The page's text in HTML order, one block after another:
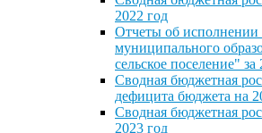
2022 год
Отчеты об исполнении
муниципального
сельское поселение" за
Сводная бюджетная
дефицита бюджета на
Сводная бюджетная
2023 год